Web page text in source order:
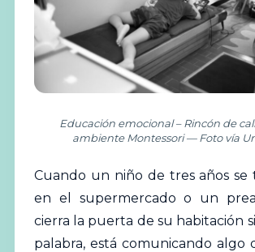
Educación emocional – Rincón de
ambiente Montessori — Foto vía
Cuando un niño de tres años se
en el supermercado o un
cierra la puerta de su habitación
palabra, está comunicando algo